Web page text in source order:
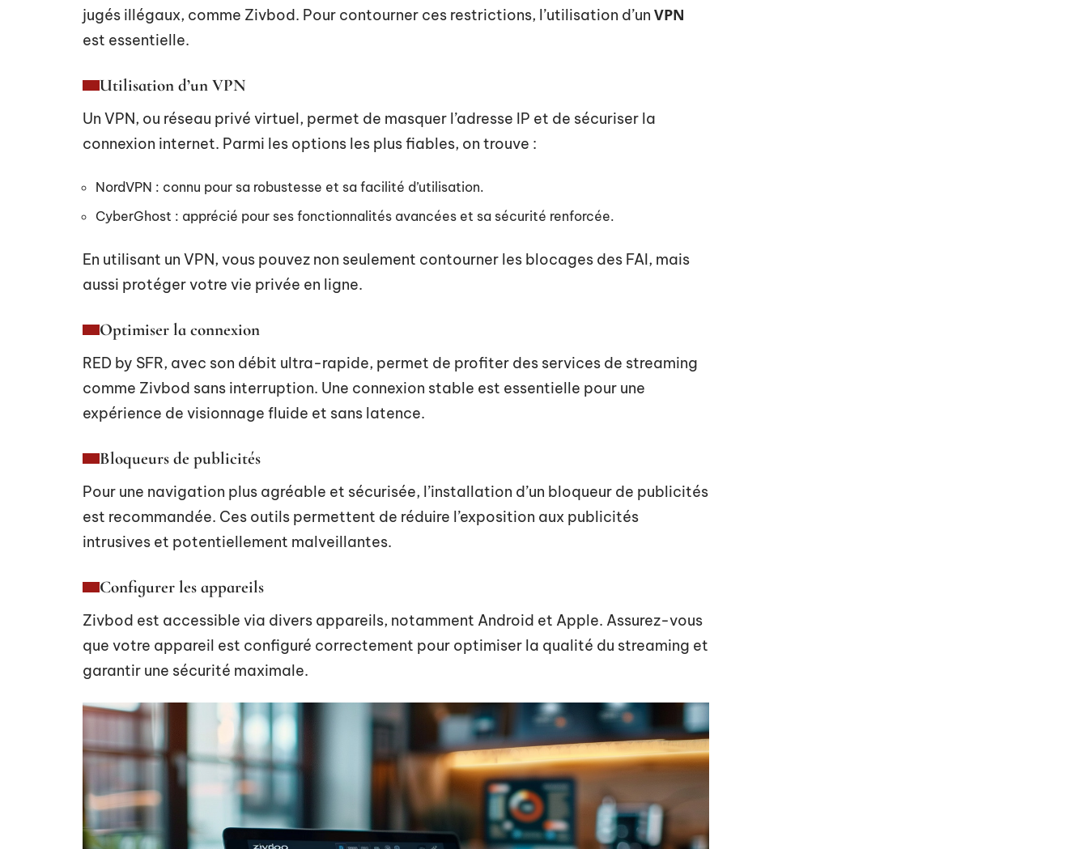
jugés illégaux, comme Zivbod. Pour contourner ces restrictions, l’utilisation d’un VPN
est essentielle.
Utilisation d’un VPN
Un VPN, ou réseau privé virtuel, permet de masquer l’adresse IP et de sécuriser la
connexion internet. Parmi les options les plus fiables, on trouve :
NordVPN : connu pour sa robustesse et sa facilité d’utilisation.
CyberGhost : apprécié pour ses fonctionnalités avancées et sa sécurité renforcée.
En utilisant un VPN, vous pouvez non seulement contourner les blocages des FAI, mais
aussi protéger votre vie privée en ligne.
Optimiser la connexion
RED by SFR, avec son débit ultra-rapide, permet de profiter des services de streaming
comme Zivbod sans interruption. Une connexion stable est essentielle pour une
expérience de visionnage fluide et sans latence.
Bloqueurs de publicités
Pour une navigation plus agréable et sécurisée, l’installation d’un bloqueur de publicités
est recommandée. Ces outils permettent de réduire l’exposition aux publicités
intrusives et potentiellement malveillantes.
Configurer les appareils
Zivbod est accessible via divers appareils, notamment Android et Apple. Assurez-vous
que votre appareil est configuré correctement pour optimiser la qualité du streaming et
garantir une sécurité maximale.